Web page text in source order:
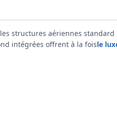
structures aériennes
intégrées offrent à la foisle